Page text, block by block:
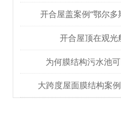
开合屋盖案例“鄂尔
开合屋顶在观光
为何膜结构污水池
大跨度屋面膜结构案